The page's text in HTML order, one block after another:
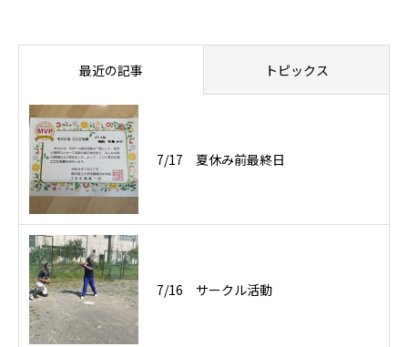
最近の記事 トピックス
7/17 夏休み前最終日
7/16 サークル活動